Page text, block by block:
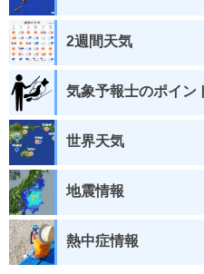
2週間天気
気象予報士のポイン
世界天気
地震情報
熱中症情報